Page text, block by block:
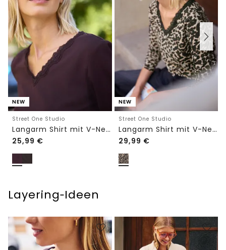
NEW
Street One Studio
Langarm Shirt mit V-Neck und Spitze
25,99 €
NEW
Street One Studio
Langarm Shirt mit V-Neck und Spitze
29,99 €
Layering‑Ideen